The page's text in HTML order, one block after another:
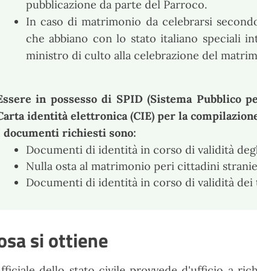
pubblicazione da parte del Parroco.
In caso di matrimonio da celebrarsi
che abbiano con lo stato italiano speciali
ministro di culto alla celebrazione del
in possesso di SPID (Sistema Pubblico
identità elettronica (CIE) per la
documenti richiesti sono:
Documenti di identità in corso di validità
Nulla osta al matrimonio peri cittadini
Documenti di identità in corso di validità dei
si ottiene